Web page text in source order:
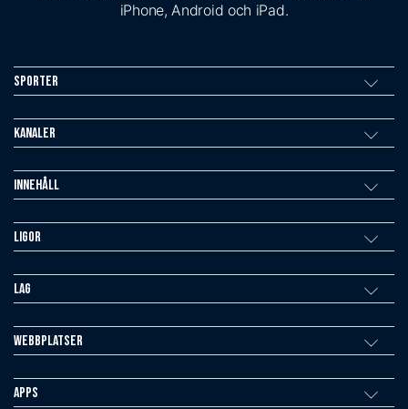
iPhone, Android och iPad.
Sporter
Kanaler
Innehåll
Ligor
Lag
Webbplatser
Apps